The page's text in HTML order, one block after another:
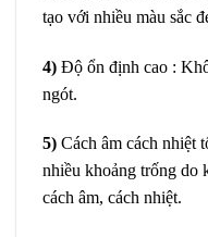
tạo với nhiều màu sắc
4) Độ ổn định cao :
ngót.
5) Cách âm cách nhiệt
nhiều khoảng trống do
cách âm, cách nhiệt.